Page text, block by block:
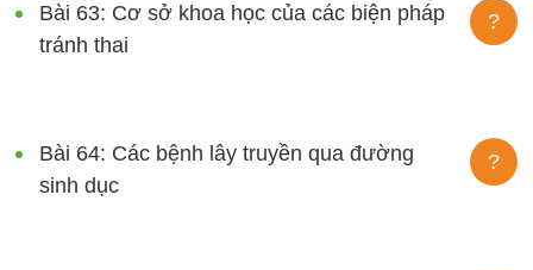
Bài 63: Cơ sở khoa học của các biện pháp
tránh thai
?
Bài 64: Các bệnh lây truyền qua đường
sinh dục
?